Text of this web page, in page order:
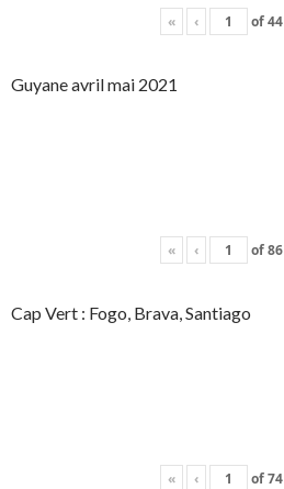
« ‹ of44
Guyane avril mai 2021
« ‹ of86
Cap Vert : Fogo, Brava, Santiago
« ‹ of74